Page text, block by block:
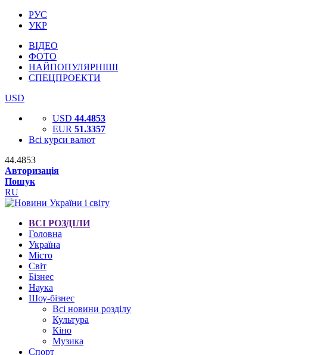
РУС
УКР
ВІДЕО
ФОТО
НАЙПОПУЛЯРНІШІ
СПЕЦПРОЕКТИ
USD
USD 44.4853
EUR 51.3357
Всі курси валют
44.4853
Авторизація
Пошук
RU
ВСІ РОЗДІЛИ
Головна
Україна
Місто
Світ
Бізнес
Наука
Шоу-бізнес
Всі новини розділу
Культура
Кіно
Музика
Спорт